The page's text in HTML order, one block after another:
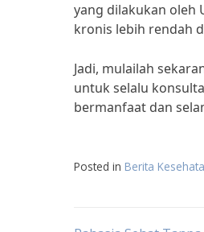
yang dilakukan oleh
kronis lebih rendah
Jadi, mulailah
untuk selalu
bermanfaat dan
Posted in Berita